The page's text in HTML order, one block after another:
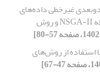
غیرخطی داده‌های
گرانی‌سنجی با استفاده از الگوریتم ژنتیک چند‌هدفه NSGA-II و روش
استفاده از روش‌های